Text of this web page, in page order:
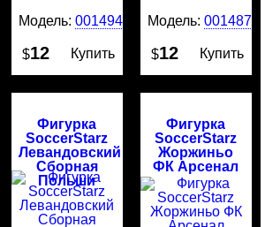
Модель:0014942
$12 Купить
Модель: 0014874
$12 Купить
Фигурка
SoccerStarz
Левандовский
Сборная
Польши
Фигурка
SoccerStarz
Жоржиньо
ФК Арсенал